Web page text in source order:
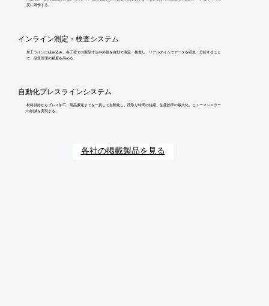
度に製作する。
インライン測定・検査システム
加工ラインに組み込み、各工程での製品寸法や外観を自動で測定・検査し、リアルタイムでデータを収集・分析すること
で、品質管理の精度を高める。
自動化プレスラインシステム
材料供給からプレス加工、製品搬送までを一貫して自動化し、段取り時間の短縮、生産効率の最大化、ヒューマンエラー
の削減を実現する。
各社の掲載製品を見る